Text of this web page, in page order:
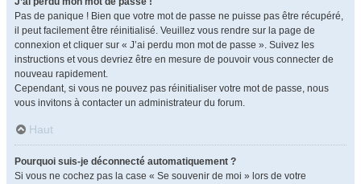
Pas de panique ! Bien que votre mot de passe ne puisse pas être récupéré,
il peut facilement être réinitialisé. Veuillez vous rendre sur la page de
connexion et cliquer sur « J’ai perdu mon mot de passe ». Suivez les
instructions et vous devriez être en mesure de pouvoir vous connecter de
nouveau rapidement.
Cependant, si vous ne pouvez pas réinitialiser votre mot de passe, nous
vous invitons à contacter un administrateur du forum.
Haut
Pourquoi suis-je déconnecté automatiquement ?
Si vous ne cochez pas la case « Se souvenir de moi » lors de votre